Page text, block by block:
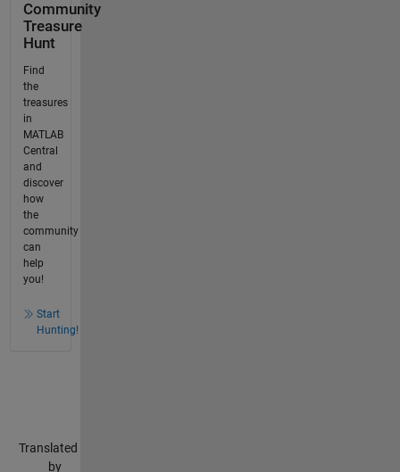
Community
Treasure
Hunt
Find
the
treasures
in
MATLAB
Central
and
discover
how
the
community
can
help
you!
Start
Hunting!
Translated
by